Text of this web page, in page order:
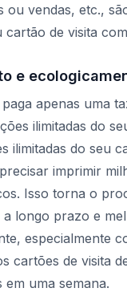
ou vendas, etc.,
cartão de visita
e
apenas uma
ilimitadas do
ilimitadas do seu
imprimir
Isso torna o
a longo prazo e
especialmente
cartões de visita
em uma semana.